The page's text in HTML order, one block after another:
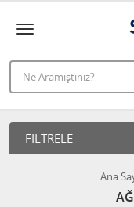
FILTRELE
Ana